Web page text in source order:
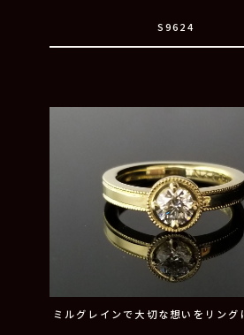
S9624
ミルグレインで大切な想いをリング